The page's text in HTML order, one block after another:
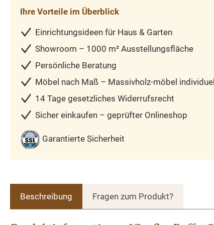
Ihre Vorteile im Überblick
Einrichtungsideen für Haus & Garten
Showroom – 1000 m² Ausstellungsfläche
Persönliche Beratung
Möbel nach Maß – Massivholz-möbel
14 Tage gesetzliches Widerrufsrecht
Sicher einkaufen – geprüfter Onlineshop
Garantierte Sicherheit
Beschreibung Fragen zum Produkt?